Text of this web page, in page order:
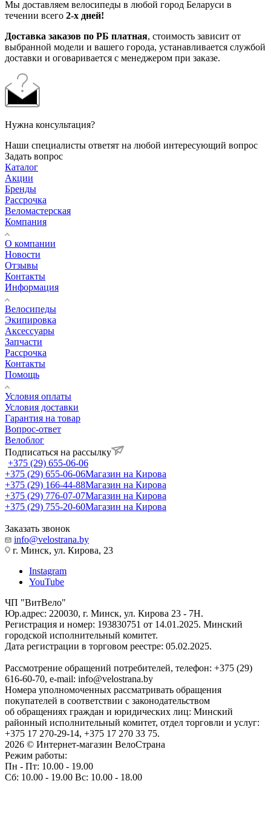
Мы доставляем велосипеды в любой город Беларуси в
течении всего 2-х дней!
Доставка заказов по РБ платная, стоимость зависит от
выбранной модели и вашего города, устанавливается службой
доставки и оговаривается с менеджером при заказе.
Нужна консультация?
Наши специалисты ответят на любой интересующий вопрос
Задать вопрос
Каталог
Акции
Бренды
Рассрочка
Веломастерская
Компания
О компании
Новости
Отзывы
Контакты
Информация
Велосипеды
Экипировка
Аксессуары
Запчасти
Рассрочка
Контакты
Помощь
Условия оплаты
Условия доставки
Гарантия на товар
Вопрос-ответ
Велоблог
Подписаться на рассылку
+375 (29) 655-06-06
+375 (29) 655-06-06Магазин на Кирова
+375 (29) 166-44-88Магазин на Кирова
+375 (29) 776-07-07Магазин на Кирова
+375 (29) 755-20-60Магазин на Кирова
Заказать звонок
info@velostrana.by
г. Минск, ул. Кирова, 23
Instagram
YouTube
ЧП "ВитВело"
Юр.адрес: 220030, г. Минск, ул. Кирова 23 - 7Н.
Регистрация и номер: 193830751 от 14.01.2025. Минский
городской исполнительный комитет.
Дата регистрации в торговом реестре: 05.02.2025.
Рассмотрение обращений потребителей, телефон: +375 (29)
616-60-70, e-mail: info@velostrana.by
Номера уполномоченных рассматривать обращения
покупателей в соответствии с законодательством
об обращениях граждан и юридических лиц: Минский
районный исполнительный комитет, отдел торговли и услуг:
+375 17 270-29-14, +375 17 270 33 75.
2026 © Интернет-магазин ВелоСтрана
Режим работы:
Пн - Пт: 10.00 - 19.00
Сб: 10.00 - 19.00 Вс: 10.00 - 18.00